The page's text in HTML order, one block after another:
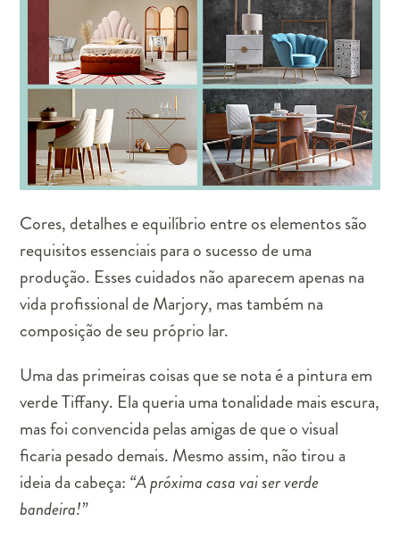
Cores, detalhes e equilíbrio entre os elementos são
requisitos essenciais para o sucesso de uma
produção. Esses cuidados não aparecem apenas na
vida profissional de Marjory, mas também na
composição de seu próprio lar.
Uma das primeiras coisas que se nota é a pintura em
verde Tiffany. Ela queria uma tonalidade mais escura,
mas foi convencida pelas amigas de que o visual
ficaria pesado demais. Mesmo assim, não tirou a
ideia da cabeça: “A próxima casa vai ser verde
bandeira!”